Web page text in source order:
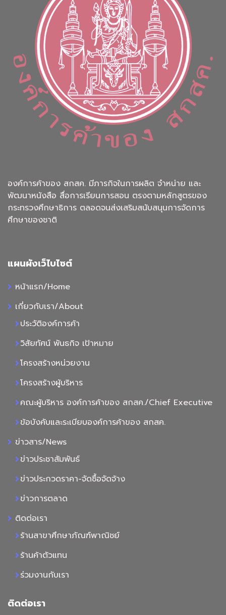
องค์การค้าของ สกสค. มีภารกิจในการผลิต จำหน่าย และ
พัฒนาหนังสือ สื่อการเรียนการสอน ตรงตามหลักสูตรของ
กระทรวงศึกษาธิการ ตลอดจนส่งเสริมสนับสนุนการจัดการ
ศึกษาของชาติ
แผนผังเว็ไบไซต์
หน้าแรก/Home
เกี่ยวกับเรา/About
ประวัติองค์การค้า
วิสัยทัศน์ พันธกิจ เป้าหมาย
โครงสร้างหน่วยงาน
โครงสร้างผู้บริหาร
คณะผู้บริหาร องค์การค้าของ สกสค./Chief Executive
ข้อบังคับและระเบียบองค์การค้าของ สกสค.
ข่าวสาร/News
ข่าวประชาสัมพันธ์
ข่าวประกวดราคา-จัดซื้อจัดจ้าง
ข่าวการตลาด
ติดต่อเรา
ร้านสาขาศึกษาภัณฑ์พาณิชย์
ร้านค้าตัวแทน
ร่วมงานกับเรา
ติดต่อเรา